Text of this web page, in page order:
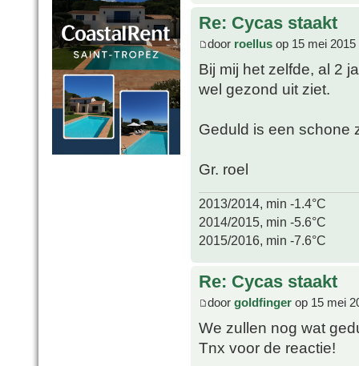
Re: Cycas staakt
door roellus op 15 mei 2015
Bij mij het zelfde, al 2
wel gezond uit ziet.
Geduld is een schone
Gr. roel
2013/2014, min -1.4°C
2014/2015, min -5.6°C
2015/2016, min -7.6°C
Re: Cycas staakt
door goldfinger op 15 mei
We zullen nog wat
Tnx voor de reactie!